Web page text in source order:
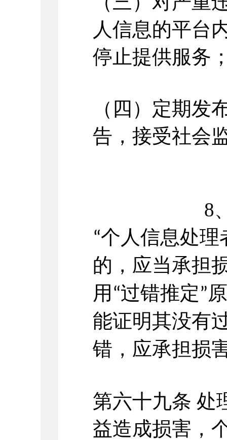
人信息的平台
停止提供服务
（四）定期发
告，接受社会
8
“个人信息处理
的，应当承担
用 “过错推定”
能证明其没有
错，应承担损
第六十九条 处
益造成损害，